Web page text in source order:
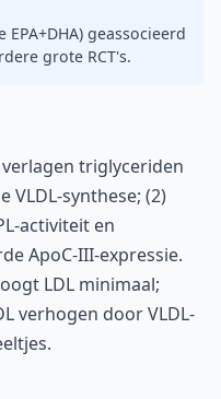
geassocieerd
grote RCT's.
triglyceriden
VLDL-synthese; (2)
activiteit en
ApoC-III-expressie.
LDL minimaal;
verhogen door VLDL-